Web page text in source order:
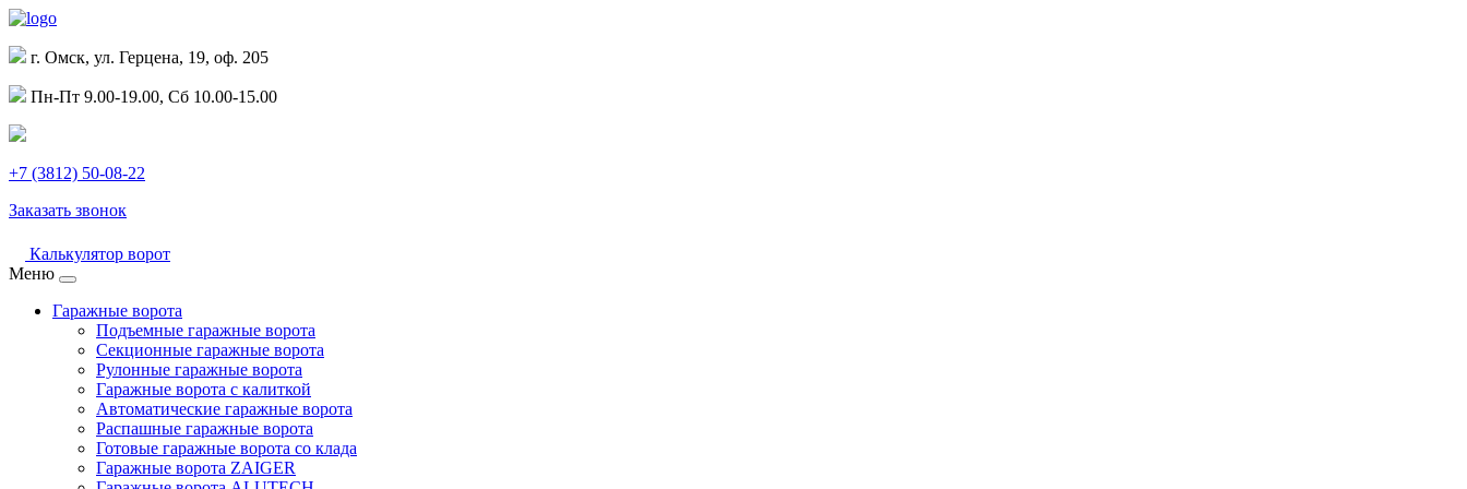
г. Омск, ул. Герцена, 19, оф. 205
Пн-Пт 9.00-19.00, Сб 10.00-15.00
+7 (3812) 50-08-22
Заказать звонок
Калькулятор ворот
Меню
Гаражные ворота
Подъемные гаражные ворота
Секционные гаражные ворота
Рулонные гаражные ворота
Гаражные ворота с калиткой
Автоматические гаражные ворота
Распашные гаражные ворота
Готовые гаражные ворота со клада
Гаражные ворота ZAIGER